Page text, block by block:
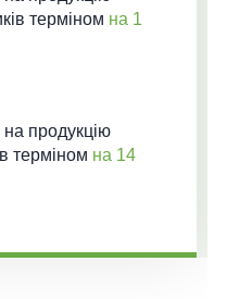
терміном на 1
на продукцію
терміном на 14